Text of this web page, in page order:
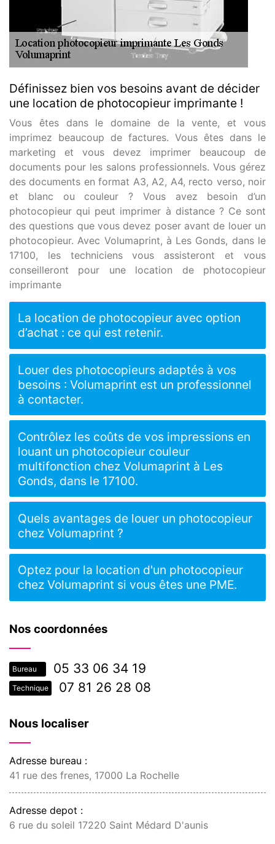
Nos coordonnées
Bureau 05 33 06 34 19
Technique 07 81 26 28 08
Nous localiser
Adresse bureau :
41 rue des frenes, 17000 La Rochelle
Adresse depot :
6 rue du soleil 17220 Saint Médard D'aunis
Définissez bien vos besoins avant de décider
une location de photocopieur imprimante !
Vous êtes dans le domaine de la vente, et vous
imprimez beaucoup de factures. Vous êtes dans le
marketing et vous devez imprimer beaucoup de
documents pour les salons professionnels. Vous gérez
des documents en format A3, A2, A4, recto verso, noir
et blanc ou couleur ? Vous avez besoin d’un
photocopieur qui peut imprimer à distance ? Ce sont
des questions que vous devez poser avant de louer un
photocopieur. Avec Volumaprint, à Les Gonds, dans le
17100, les techniciens vous assisteront et vous
conseilleront pour une location de photocopieur
imprimante
La location de photocopieur avec option
d’achat : ce qui est retenir.
Louer des photocopieurs adaptés à vos
besoins : Volumaprint est un professionnel
à contacter.
Contrôlez les coûts de vos impressions en
louant un photocopieur couleur
multifonction chez Volumaprint à Les
Gonds, dans le 17100.
Quels avantages de louer un photocopieur
chez Volumaprint ?
Optez pour la location d'un photocopieur
chez Volumaprint si vous êtes une PME.